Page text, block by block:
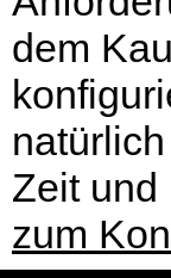
dem
Zeit
zum